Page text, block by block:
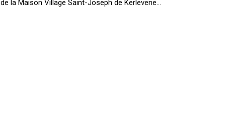
de la Maison Village Saint-Joseph de Kerlevene...